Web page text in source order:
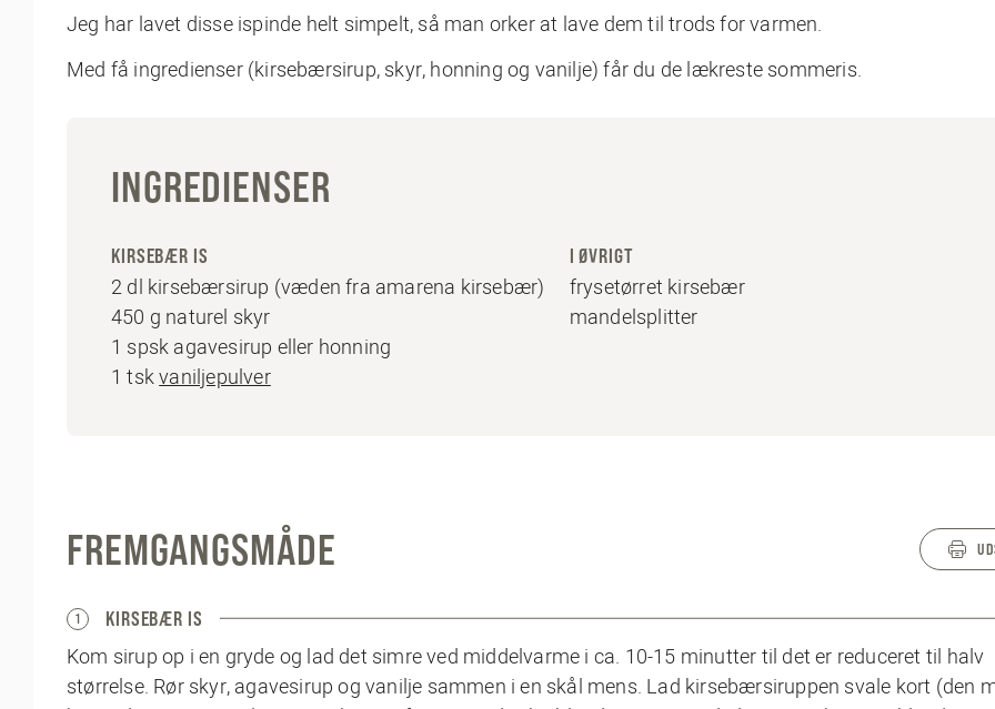
Jeg har lavet disse ispinde helt simpelt, så man orker at lave dem til trods for varmen.
Med få ingredienser (kirsebærsirup, skyr, honning og vanilje) får du de lækreste sommeris.
INGREDIENSER
KIRSEBÆR IS
2 dl kirsebærsirup (væden fra amarena kirsebær)
450 g naturel skyr
1 spsk agavesirup eller honning
1 tskvaniljepulver
I ØVRIGT
frysetørret kirsebær
mandelsplitter
FREMGANGSMÅDE
1 KIRSEBÆR IS
Kom sirup op i en gryde og lad det simre ved middelvarme i ca. 10-15 minutter til det er reduceret til halv
størrelse. Rør skyr, agavesirup og vanilje sammen i en skål mens. Lad kirsebærsiruppen svale kort (den